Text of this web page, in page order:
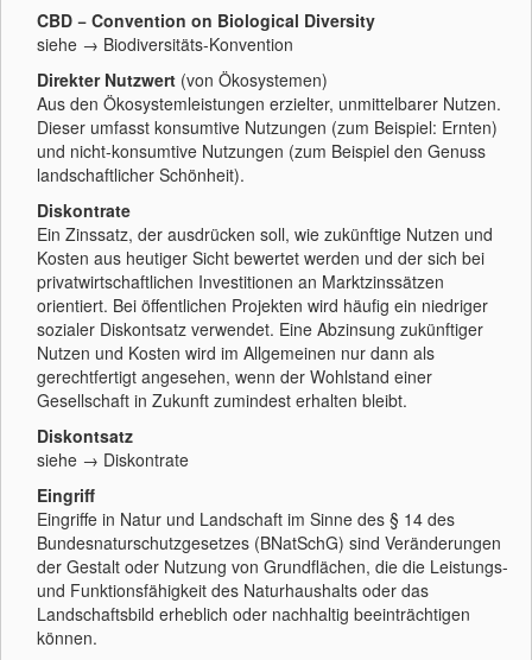
CBD − Convention on Biological Diversity
siehe → Biodiversitäts-Konvention
Direkter Nutzwert (von Ökosystemen)
Aus den Ökosystemleistungen erzielter, unmittelbarer Nutzen.
Dieser umfasst konsumtive Nutzungen (zum Beispiel: Ernten)
und nicht-konsumtive Nutzungen (zum Beispiel den Genuss
landschaftlicher Schönheit).
Diskontrate
Ein Zinssatz, der ausdrücken soll, wie zukünftige Nutzen und
Kosten aus heutiger Sicht bewertet werden und der sich bei
privatwirtschaftlichen Investitionen an Marktzinssätzen
orientiert. Bei öffentlichen Projekten wird häufig ein niedriger
sozialer Diskontsatz verwendet. Eine Abzinsung zukünftiger
Nutzen und Kosten wird im Allgemeinen nur dann als
gerechtfertigt angesehen, wenn der Wohlstand einer
Gesellschaft in Zukunft zumindest erhalten bleibt.
Diskontsatz
siehe → Diskontrate
Eingriff
Eingriffe in Natur und Landschaft im Sinne des § 14 des
Bundesnaturschutzgesetzes (BNatSchG) sind Veränderungen
der Gestalt oder Nutzung von Grundflächen, die die Leistungs-
und Funktionsfähigkeit des Naturhaushalts oder das
Landschaftsbild erheblich oder nachhaltig beeinträchtigen
können.